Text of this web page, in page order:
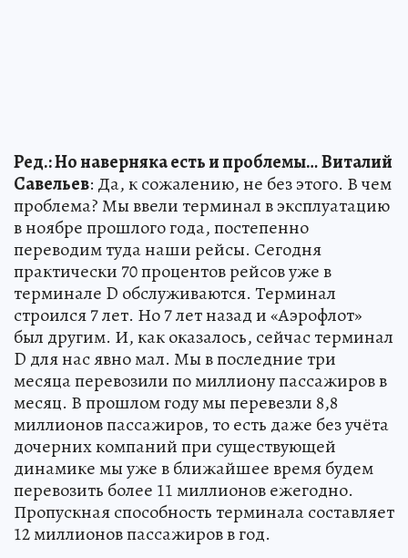
Ред.: Но наверняка есть и проблемы…Виталий
Савельев: Да, к сожалению, не без этого. В чем
проблема? Мы ввели терминал в эксплуатацию
в ноябре прошлого года, постепенно
переводим туда наши рейсы. Сегодня
практически 70 процентов рейсов уже в
терминале D обслуживаются. Терминал
строился 7 лет. Но 7 лет назад и «Аэрофлот»
был другим. И, как оказалось, сейчас терминал
D для нас явно мал. Мы в последние три
месяца перевозили по миллиону пассажиров в
месяц. В прошлом году мы перевезли 8,8
миллионов пассажиров, то есть даже без учёта
дочерних компаний при существующей
динамике мы уже в ближайшее время будем
перевозить более 11 миллионов ежегодно.
Пропускная способность терминала составляет
12 миллионов пассажиров в год.